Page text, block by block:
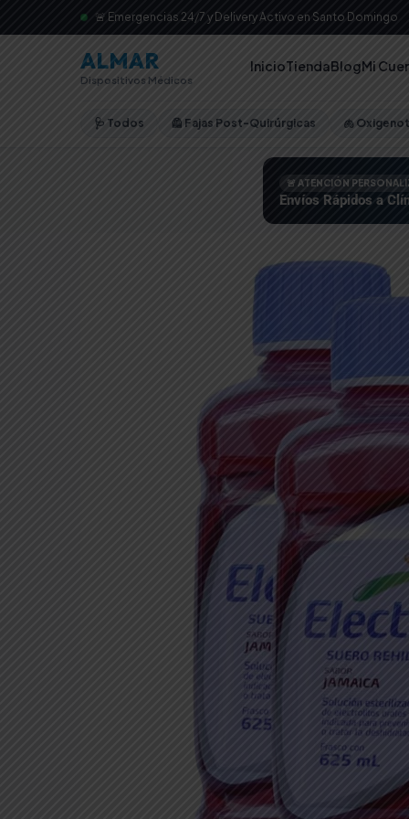
🚨 Emergencias 24/7 y Delivery Activo en Santo Domingo
ALMAR
Dispositivos Médicos
InicioTiendaBlogMi
🩺 Todos 🦺 Fajas Post-Quirúrgicas 🫁
🚨 ATENCIÓN
Envíos Rápidos a